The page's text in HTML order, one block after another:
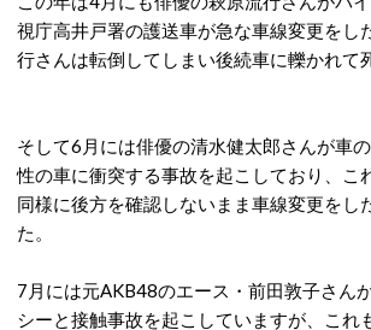
視庁高井戸署の護送車が急な車線変更をし
行さんは転倒してしまい後続車に轢かれて
そして6月には俳優の清水健太郎さんが車
性の車に衝突する事故を起こしており、こ
同様に後方を確認しないまま車線変更をし
た。
7月には元AKB48のエース・前田敦子さん
シーと接触事故を起こしていますが、これ